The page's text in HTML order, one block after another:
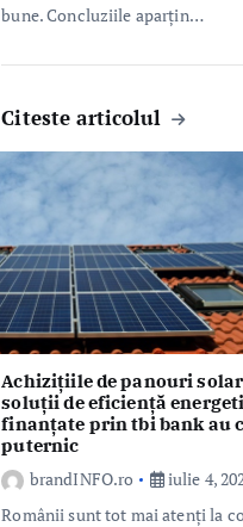
bune. Concluziile aparțin…
Citeste articolul
Achizițiile de panouri
soluții de eficiență
finanțate prin tbi bank au
puternic
brandINFO.ro
iulie 4,
Românii sunt tot mai atenți la